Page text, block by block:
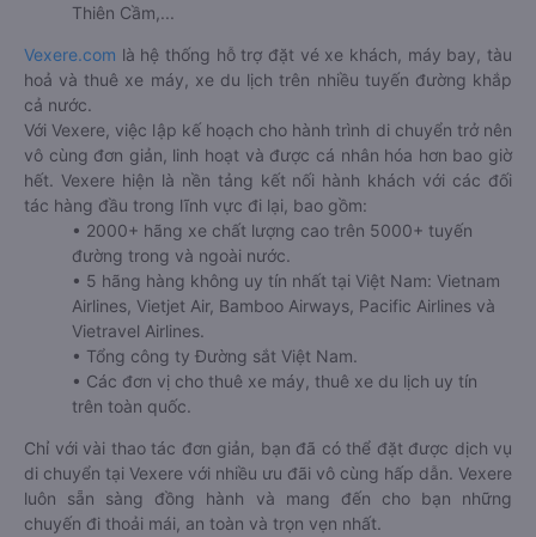
Thiên Cầm,...
Vexere.com là hệ thống hỗ trợ đặt vé xe khách, máy bay, tàu
hoả và thuê xe máy, xe du lịch trên nhiều tuyến đường khắp
cả nước.
Với Vexere, việc lập kế hoạch cho hành trình di chuyển trở nên
vô cùng đơn giản, linh hoạt và được cá nhân hóa hơn bao giờ
hết. Vexere hiện là nền tảng kết nối hành khách với các đối
tác hàng đầu trong lĩnh vực đi lại, bao gồm:
• 2000+ hãng xe chất lượng cao trên 5000+ tuyến
đường trong và ngoài nước.
• 5 hãng hàng không uy tín nhất tại Việt Nam: Vietnam
Airlines, Vietjet Air, Bamboo Airways, Pacific Airlines và
Vietravel Airlines.
• Tổng công ty Đường sắt Việt Nam.
• Các đơn vị cho thuê xe máy, thuê xe du lịch uy tín
trên toàn quốc.
Chỉ với vài thao tác đơn giản, bạn đã có thể đặt được dịch vụ
di chuyển tại Vexere với nhiều ưu đãi vô cùng hấp dẫn. Vexere
luôn sẵn sàng đồng hành và mang đến cho bạn những
chuyến đi thoải mái, an toàn và trọn vẹn nhất.